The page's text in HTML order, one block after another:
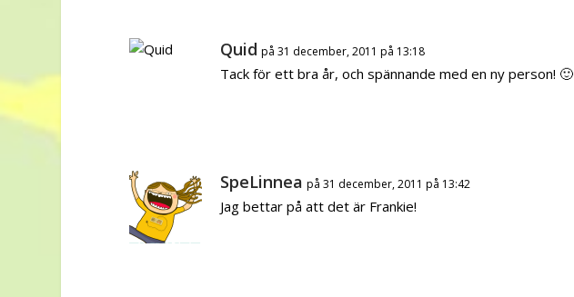
Quid på 31 december, 2011 på 13:18
Tack för ett bra år, och spännande med en ny person! 🙂
SpeLinnea på 31 december, 2011 på 13:42
Jag bettar på att det är Frankie!